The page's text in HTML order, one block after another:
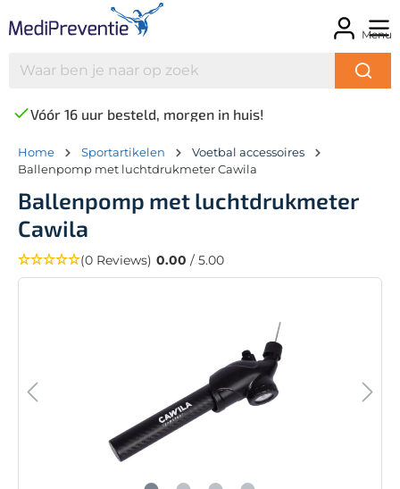
Menu
Vóór 16 uur besteld, morgen in huis!
Home Sportartikelen
Voetbal accessoires
Ballenpomp met luchtdrukmeter Cawila
Ballenpomp met luchtdrukmeter
Cawila
(0 Reviews) 0.00 / 5.00